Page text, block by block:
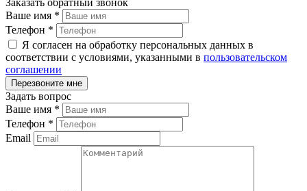
Заказать обратный звонок
Ваше имя *
Телефон *
Я согласен на обработку персональных данных в
соответствии с условиями, указанными в пользовательском
соглашении
Задать вопрос
Ваше имя *
Телефон *
Email